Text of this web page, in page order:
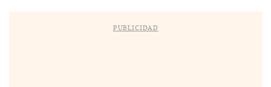
PUBLICIDAD